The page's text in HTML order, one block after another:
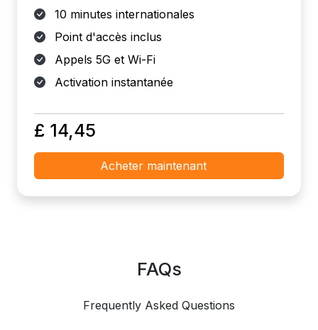
10 minutes internationales
Point d'accès inclus
Appels 5G et Wi-Fi
Activation instantanée
£ 14,45
Acheter maintenant
FAQs
Frequently Asked Questions